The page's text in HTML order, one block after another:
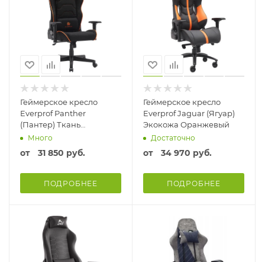
Геймерское кресло
Everprof Panther
(Пантер) Ткань
Оранжевый Черный
Много
от 31 850 руб.
ПОДРОБНЕЕ
Геймерское кресло
Everprof Jaguar (Ягуар)
Экокожа Оранжевый
Достаточно
от 34 970 руб.
ПОДРОБНЕЕ